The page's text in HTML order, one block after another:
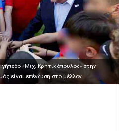
«Μιχ. Κρητικόπουλος» στην
είναι επένδυση στο μέλλον